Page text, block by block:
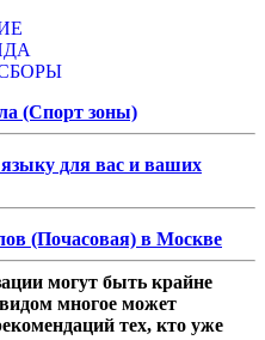
(Спорт зоны)
для вас и ваших
(Почасовая) в Москве
могут быть крайне
многое может
тех, кто уже